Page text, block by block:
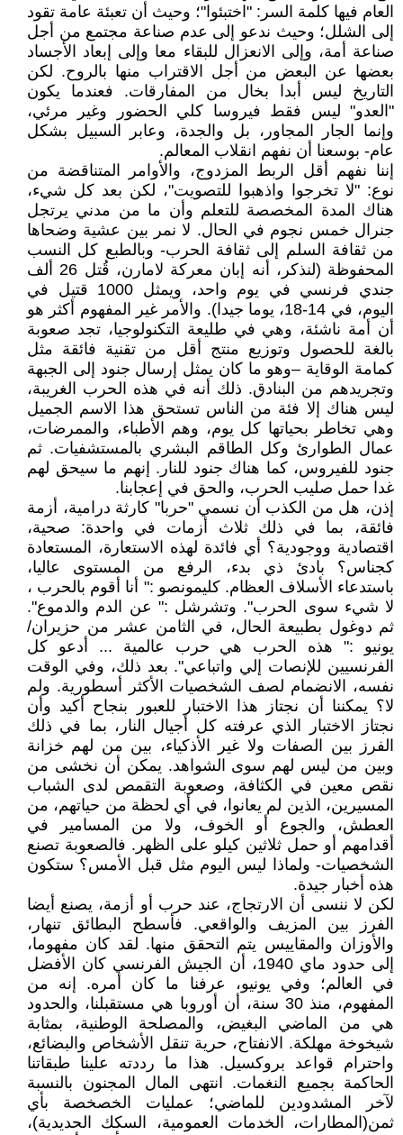
العام فيها كلمة السر: "اختبئوا"؛ وحيث أن تعبئة عامة تقود
إلى الشلل؛ وحيث ندعو إلى عدم صناعة مجتمع من أجل
صناعة أمة، وإلى الانعزال للبقاء معا وإلى إبعاد الأجساد
بعضها عن البعض من أجل الاقتراب منها بالروح. لكن
التاريخ ليس أبدا بخال من المفارقات. فعندما يكون
"العدو" ليس فقط فيروسا كلي الحضور وغير مرئي،
وإنما الجار المجاور، بل والجدة، وعابر السبيل بشكل
عام- بوسعنا أن نفهم انقلاب المعالم.
إننا نفهم أقل الربط المزدوج، والأوامر المتناقضة من
نوع: "لا تخرجوا واذهبوا للتصويت"، لكن بعد كل شيء،
هناك المدة المخصصة للتعلم وأن ما من مدني يرتجل
جنرال خمس نجوم في الحال. لا نمر بين عشية وضحاها
من ثقافة السلم إلى ثقافة الحرب- وبالطبع كل النسب
المحفوظة (لنذكر، أنه إبان معركة لامارن، قُتل 26 ألف
جندي فرنسي في يوم واحد، ويمثل 1000 قتيل في
اليوم، في 14-18، يوما جيدا). والأمر غير المفهوم أكثر هو
أن أمة ناشئة، وهي في طليعة التكنولوجيا، تجد صعوبة
بالغة للحصول وتوزيع منتج أقل من تقنية فائقة مثل
كمامة الوقاية –وهو ما كان يمثل إرسال جنود إلى الجبهة
وتجريدهم من البنادق. ذلك أنه في هذه الحرب الغريبة،
ليس هناك إلا فئة من الناس تستحق هذا الاسم الجميل
وهي تخاطر بحياتها كل يوم، وهم الأطباء، والممرضات،
عمال الطوارئ وكل الطاقم البشري بالمستشفيات. ثم
جنود للفيروس، كما هناك جنود للنار. إنهم ما سيحق لهم
غدا حمل صليب الحرب، والحق في إعجابنا.
إذن، هل من الكذب أن نسمي "حربا" كارثة درامية، أزمة
فائقة، بما في ذلك ثلاث أزمات في واحدة: صحية،
اقتصادية ووجودية؟ أي فائدة لهذه الاستعارة، المستعادة
كجناس؟ بادئ ذي بدء، الرفع من المستوى عاليا،
باستدعاء الأسلاف العظام. كليمونصو :" أنا أقوم بالحرب ،
لا شيء سوى الحرب". وتشرشل :" عن الدم والدموع".
ثم دوغول بطبيعة الحال، في الثامن عشر من حزيران/
يونيو :" هذه الحرب هي حرب عالمية ... أدعو كل
الفرنسيين للإنصات إلي واتباعي". بعد ذلك، وفي الوقت
نفسه، الانضمام لصف الشخصيات الأكثر أسطورية. ولم
لا؟ يمكننا أن نجتاز هذا الاختبار للعبور بنجاح أكيد وأن
نجتاز الاختبار الذي عرفته كل أجيال النار، بما في ذلك
الفرز بين الصفات ولا غير الأذكياء، بين من لهم خزانة
وبين من ليس لهم سوى الشواهد. يمكن أن نخشى من
نقص معين في الكثافة، وصعوبة التقمص لدى الشباب
المسيرين، الذين لم يعانوا، في أي لحظة من حياتهم، من
العطش، والجوع أو الخوف، ولا من المسامير في
أقدامهم أو حمل ثلاثين كيلو على الظهر. فالصعوبة تصنع
الشخصيات- ولماذا ليس اليوم مثل قبل الأمس؟ ستكون
هذه أخبار جيدة.
لكن لا ننسى أن الارتجاج، عند حرب أو أزمة، يصنع أيضا
الفرز بين المزيف والواقعي. فأسطح البطائق تنهار،
والأوزان والمقاييس يتم التحقق منها. لقد كان مفهوما،
إلى حدود ماي 1940، أن الجيش الفرنسي كان الأفضل
في العالم؛ وفي يونيو، عرفنا ما كان أمره. إنه من
المفهوم، منذ 30 سنة، أن أوروبا هي مستقبلنا، والحدود
هي من الماضي البغيض، والمصلحة الوطنية، بمثابة
شيخوخة مهلكة. الانفتاح، حرية تنقل الأشخاص والبضائع،
واحترام قواعد بروكسيل. هذا ما رددته علينا طبقاتنا
الحاكمة بجميع النغمات. انتهى المال المجنون بالنسبة
لآخر المشدودين للماضي؛ عمليات الخصخصة بأي
ثمن(المطارات، الخدمات العمومية، السكك الحديدية)،